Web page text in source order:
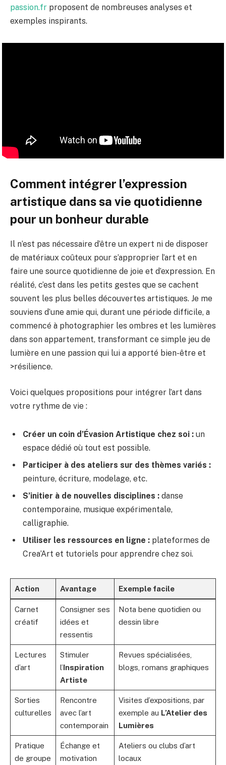
passion.fr proposent de nombreuses analyses et
exemples inspirants.
Comment intégrer l’expression
artistique dans sa vie quotidienne
pour un bonheur durable
Il n’est pas nécessaire d’être un expert ni de disposer
de matériaux coûteux pour s’approprier l’art et en
faire une source quotidienne de joie et d’expression. En
réalité, c’est dans les petits gestes que se cachent
souvent les plus belles découvertes artistiques. Je me
souviens d’une amie qui, durant une période difficile, a
commencé à photographier les ombres et les lumières
dans son appartement, transformant ce simple jeu de
lumière en une passion qui lui a apporté bien-être et
>résilience.
Voici quelques propositions pour intégrer l’art dans
votre rythme de vie :
Créer un coin d’Évasion Artistique chez soi : un
espace dédié où tout est possible.
Participer à des ateliers sur des thèmes variés :
peinture, écriture, modelage, etc.
S’initier à de nouvelles disciplines : danse
contemporaine, musique expérimentale,
calligraphie.
Utiliser les ressources en ligne : plateformes de
Crea’Art et tutoriels pour apprendre chez soi.
Action Avantage Exemple facile
Carnet
créatif
Consigner ses
idées et
ressentis
Nota bene quotidien ou
dessin libre
Lectures
d’art
Stimuler
l’Inspiration
Artiste
Revues spécialisées,
blogs, romans graphiques
Sorties
culturelles
Rencontre
avec l’art
contemporain
Visites d’expositions, par
exemple au L’Atelier des
Lumières
Pratique
de groupe
Échange et
motivation
Ateliers ou clubs d’art
locaux